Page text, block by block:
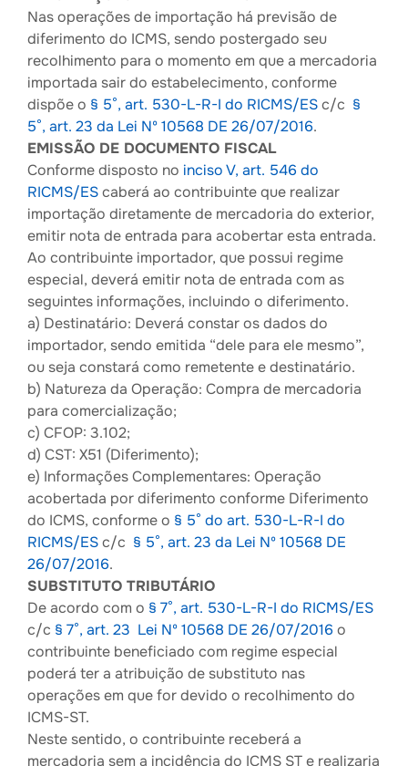
Nas operações de importação há previsão de
diferimento do ICMS, sendo postergado seu
recolhimento para o momento em que a mercadoria
importada sair do estabelecimento, conforme
dispõe o § 5°, art. 530-L-R-I do RICMS/ESc/c §
5°, art. 23 da Lei Nº 10568 DE 26/07/2016.
EMISSÃO DE DOCUMENTO FISCAL
Conforme disposto no inciso V, art. 546 do
RICMS/EScaberá ao contribuinte que realizar
importação diretamente de mercadoria do exterior,
emitir nota de entrada para acobertar esta entrada.
Ao contribuinte importador, que possui regime
especial, deverá emitir nota de entrada com as
seguintes informações, incluindo o diferimento.
a) Destinatário: Deverá constar os dados do
importador, sendo emitida “dele para ele mesmo”,
ou seja constará como remetente e destinatário.
b) Natureza da Operação: Compra de mercadoria
para comercialização;
c) CFOP: 3.102;
d) CST: X51 (Diferimento);
e) Informações Complementares: Operação
acobertada por diferimento conforme Diferimento
do ICMS, conforme o § 5° do art. 530-L-R-I do
RICMS/ESc/c § 5°, art. 23 da Lei Nº 10568 DE
26/07/2016.
SUBSTITUTO TRIBUTÁRIO
De acordo com o § 7°, art. 530-L-R-I do RICMS/ES
c/c § 7°, art. 23 Lei Nº 10568 DE 26/07/2016 o
contribuinte beneficiado com regime especial
poderá ter a atribuição de substituto nas
operações em que for devido o recolhimento do
ICMS-ST.
Neste sentido, o contribuinte receberá a
mercadoria sem a incidência do ICMS ST e realizaria